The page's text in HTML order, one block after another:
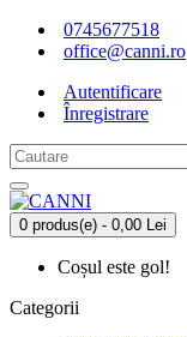
0745677518
office@canni.ro
Autentificare
Înregistrare
0 produs(e) - 0,00 Lei
Coșul este gol!
Categorii